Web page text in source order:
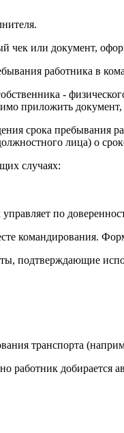
чек или документ,
работника в
-
приложить
срока пребывания
лица) о
случаях:
по
командирования.
транспорта
работник добирается